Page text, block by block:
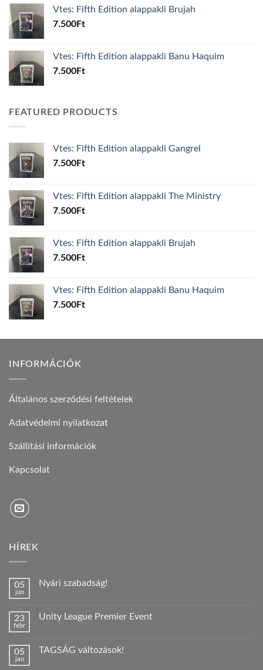
Vtes: Fifth Edition alappakli Brujah
7.500Ft
Vtes: Fifth Edition alappakli Banu Haquim
7.500Ft
FEATURED PRODUCTS
Vtes: Fifth Edition alappakli Gangrel
7.500Ft
Vtes: Fifth Edition alappakli The Ministry
7.500Ft
Vtes: Fifth Edition alappakli Brujah
7.500Ft
Vtes: Fifth Edition alappakli Banu Haquim
7.500Ft
INFORMÁCIÓK
Általános szerződési feltételek
Adatvédelmi nyilatkozat
Szállítási információk
Kapcsolat
HÍREK
05
jún
Nyári szabadság!
Nyári
23
febr
Unity League Premier Event
Unity
05
jan
TAGSÁG változások!